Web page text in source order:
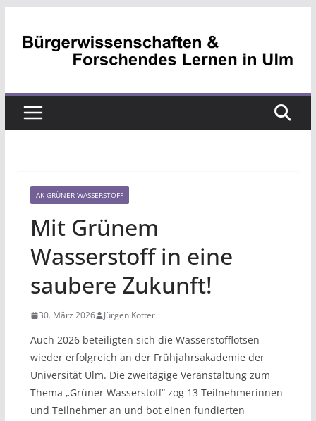
Inhalt
AK GRÜNER WASSERSTOFF
Mit Grünem
Wasserstoff in eine
saubere Zukunft!
30. März 2026 Jürgen Kotter
Auch 2026 beteiligten sich die Wasserstofflotsen
wieder erfolgreich an der Frühjahrsakademie der
Universität Ulm. Die zweitägige Veranstaltung zum
Thema „Grüner Wasserstoff“ zog 13 Teilnehmerinnen
und Teilnehmer an und bot einen fundierten